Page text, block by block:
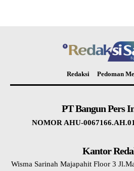
Redaksi Pedoman
PT Bangun Pers
NOMOR AHU-
Kantor
Wisma Sarinah Majapahit Floor 3